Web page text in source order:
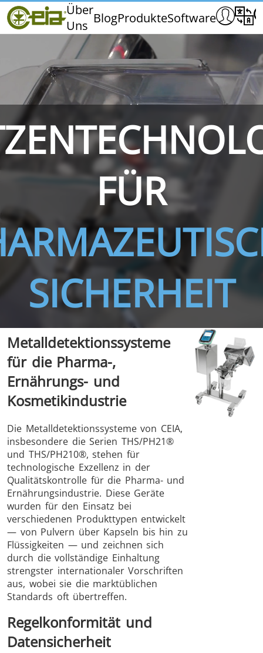
Über
Uns BlogProdukteSoftware
Home
CEIA
Messen und Veranstaltungen
THS/PH210 THS/PH210-FFV THS/
THS/PH21N-FB THS/PH21N-FFV
THS/
D25
THS/FBB
THS/MBB
THS/GMS21
THS/G21
THS Production
4.0
MD-SCOPE
FÜR
SICHERHEIT
Metalldetektionssysteme
für die Pharma-,
Ernährungs- und
Kosmetikindustrie
Die Metalldetektionssysteme von CEIA,
insbesondere die Serien THS/PH21®
und THS/PH210®, stehen für
technologische Exzellenz in der
Qualitätskontrolle für die Pharma- und
Ernährungsindustrie. Diese Geräte
wurden für den Einsatz bei
verschiedenen Produkttypen entwickelt
— von Pulvern über Kapseln bis hin zu
Flüssigkeiten — und zeichnen sich
durch die vollständige Einhaltung
strengster internationaler Vorschriften
aus, wobei sie die marktüblichen
Standards oft übertreffen.
Regelkonformität und
Datensicherheit